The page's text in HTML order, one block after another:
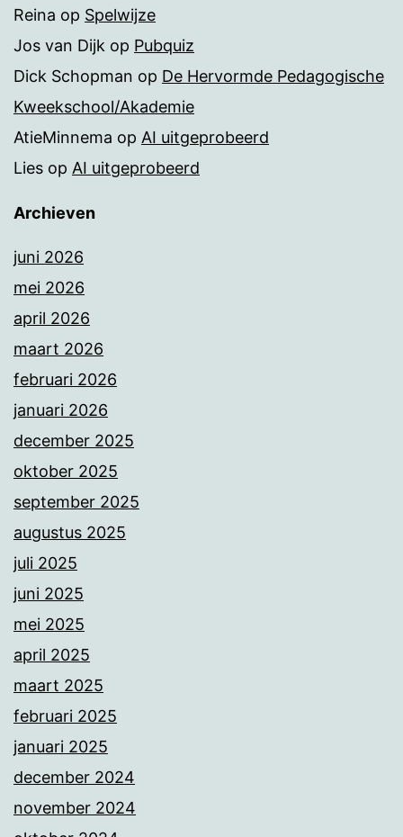
Reina op Spelwijze
Jos van Dijk op Pubquiz
Dick Schopman op De Hervormde Pedagogische
Kweekschool/Akademie
AtieMinnema op AI uitgeprobeerd
Lies op AI uitgeprobeerd
Archieven
juni 2026
mei 2026
april 2026
maart 2026
februari 2026
januari 2026
december 2025
oktober 2025
september 2025
augustus 2025
juli 2025
juni 2025
mei 2025
april 2025
maart 2025
februari 2025
januari 2025
december 2024
november 2024